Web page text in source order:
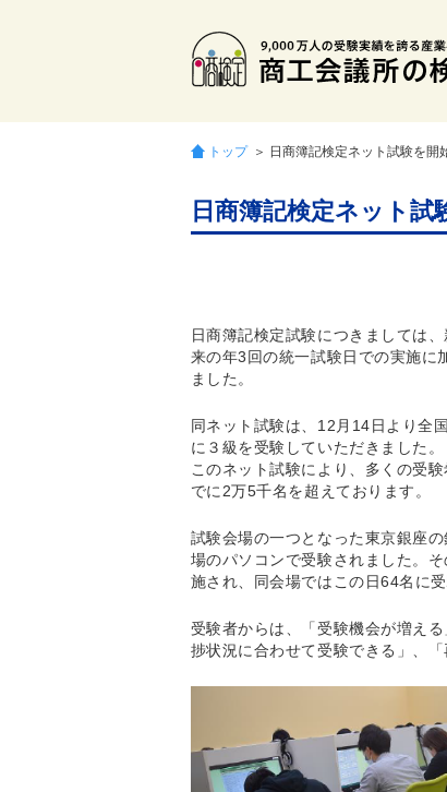
トップ ＞ 日商簿記検定ネット試験を開
日商簿記検定ネット
日商簿記検定試験につきましては
来の年3回の統一試験日での実施に
ました。
同ネット試験は、12月14日より全
に３級を受験していただきました。
このネット試験により、多くの受
でに2万5千名を超えております。
試験会場の一つとなった東京銀座
場のパソコンで受験されました。
施され、同会場ではこの日64名に
受験者からは、「受験機会が増え
捗状況に合わせて受験できる」、